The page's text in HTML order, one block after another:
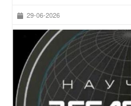
29-06-2026